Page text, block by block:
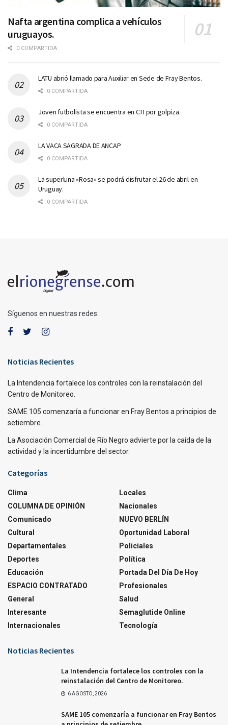
Nafta argentina complica a vehículos
uruguayos.
0 COMPARTIDA
LATU abrió llamado para Auxiliar en Sede de Fray Bentos.
0 COMPARTIDA
Joven futbolista se encuentra en CTI por golpiza.
0 COMPARTIDA
LA VACA SAGRADA DE ANCAP
0 COMPARTIDA
La superluna «Rosa» se podrá disfrutar el 26 de abril en
Uruguay.
0 COMPARTIDA
Síguenos en nuestras redes:
Noticias Recientes
La Intendencia fortalece los controles con la reinstalación del
Centro de Monitoreo.
SAME 105 comenzaría a funcionar en Fray Bentos a principios de
setiembre.
La Asociación Comercial de Río Negro advierte por la caída de la
actividad y la incertidumbre del sector.
Categorías
Clima
COLUMNA DE OPINIÓN
Comunicado
Cultural
Departamentales
Deportes
Educación
ESPACIO CONTRATADO
General
Interesante
Internacionales
Locales
Nacionales
NUEVO BERLÍN
Oportunidad Laboral
Policiales
Política
Portada Del Día De Hoy
Profesionales
Salud
Semaglutide Online
Tecnología
Noticias Recientes
La Intendencia fortalece los controles con la
reinstalación del Centro de Monitoreo.
6 AGOSTO, 2026
SAME 105 comenzaría a funcionar en Fray Bentos